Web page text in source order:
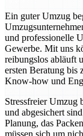
Ein guter Umzug
und professionelle
Gewerbe. Mit uns
reibungslos abläuft
ersten Beratung bis
Know-how und
Stressfreier Umzug
und abgesichert
Planung, das